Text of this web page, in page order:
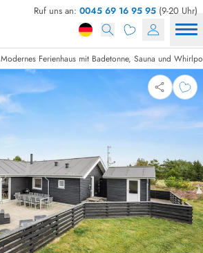
Ruf uns an: 0045 69 16 95 95 (9-20 Uhr)
Modernes Ferienhaus mit Badetonne, Sauna und